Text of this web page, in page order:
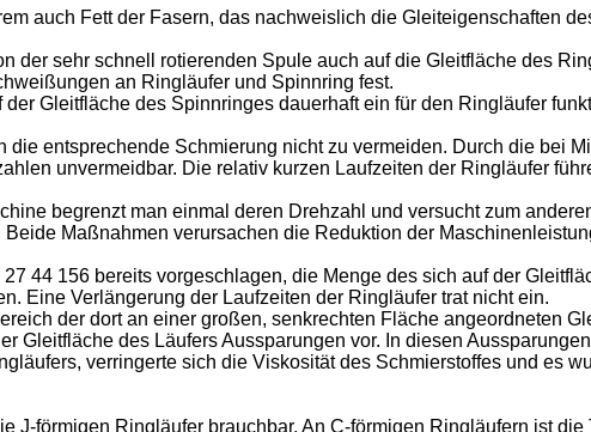
auch Fett der Fasern, das nachweislich die Gleiteigenschaften
der sehr schnell rotierenden Spule auch auf die Gleitfläche des
an Ringläufer und Spinnring fest.
Gleitfläche des Spinnringes dauerhaft ein für den Ringläufer
entsprechende Schmierung nicht zu vermeiden. Durch die bei
unvermeidbar. Die relativ kurzen Laufzeiten der Ringläufer
begrenzt man einmal deren Drehzahl und versucht zum
Maßnahmen verursachen die Reduktion der
44 156 bereits vorgeschlagen, die Menge des sich auf der
Eine Verlängerung der Laufzeiten der Ringläufer trat nicht ein.
der dort an einer großen, senkrechten Fläche angeordneten
Gleitfläche des Läufers Aussparungen vor. In diesen
verringerte sich die Viskosität des Schmierstoffes und es
J-förmigen Ringläufer brauchbar. An C-förmigen Ringläufern ist